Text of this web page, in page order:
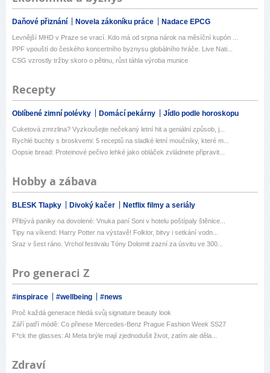
Daňové přiznání Novela zákoníku práce Nadace EPCG
Levnější MHD v Praze se vrací. Kdo má od srpna nárok na měsíční kupón ...
PPF vpouští do českého koncertního byznysu globálního hráče. Live Nati...
CSG vzrostly tržby skoro o pětinu, růst táhla výroba munice
Recepty
Oblíbené zimní polévky Domácí pekárny Jídlo podle horoskopu
Cuketová zmrzlina? Vyzkoušejte nečekaný letní hit a geniální způsob, j...
Rychlé buchty s broskvemi: 5 receptů na sladké letní moučníky, které m...
Oopsie bread: Proteinové pečivo lehké jako obláček zvládnete připravit...
Hobby a zábava
BLESK Tlapky Divoký kačer Netflix filmy a seriály
Přibývá paniky na dovolené: Vnuka paní Soni v hotelu poštípaly štěnice...
Tipy na víkend: Harry Potter na výstavě! Folklor, bitvy i setkání vodn...
Sraz v šest ráno. Vrchol festivalu Tóny Dolomit zazní za úsvitu ve 300...
Pro generaci Z
#inspirace #wellbeing #news
Proč každá generace hledá svůj signature beauty look
Září patří módě: Co přinese Mercedes-Benz Prague Fashion Week SS27
F*ck the glasses: AI Meta brýle mají zjednodušit život, zatím ale děla...
Zdraví